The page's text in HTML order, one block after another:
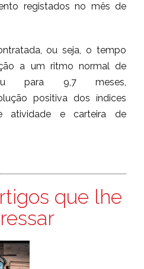
registados no mês de
ou seja, o tempo
a um ritmo normal de
para 9,7 meses,
positiva dos índices
atividade e carteira de
que lhe